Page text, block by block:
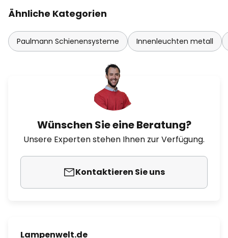
Ähnliche Kategorien
Paulmann Schienensysteme Innenleuchten metall
Wünschen Sie eine Beratung?
Unsere Experten stehen Ihnen zur Verfügung.
Kontaktieren Sie uns
Lampenwelt.de